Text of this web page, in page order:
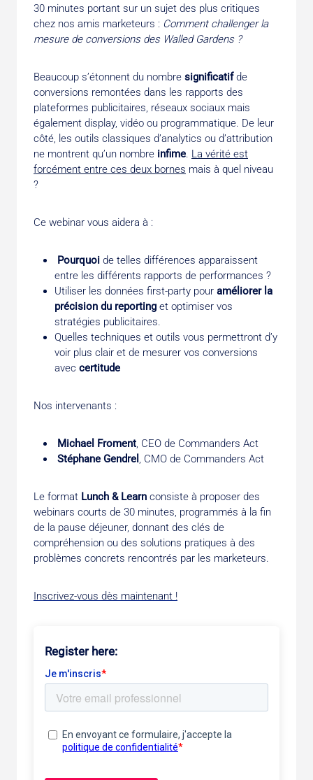
30 minutes portant sur un sujet des plus critiques
chez nos amis marketeurs : Comment challenger la
mesure de conversions des Walled Gardens ?
Beaucoup s’étonnent du nombre significatifde
conversions remontées dans les rapports des
plateformes publicitaires, réseaux sociaux mais
également display, vidéo ou programmatique. De leur
côté, les outils classiques d’analytics ou d’attribution
ne montrent qu’un nombre infime. La vérité est
forcément entre ces deux bornes mais à quel niveau
?
Ce webinar vous aidera à :
Pourquoi de telles différences apparaissent
entre les différents rapports de performances ?
Utiliser les données first-party pour améliorer la
précision du reporting et optimiser vos
stratégies publicitaires.
Quelles techniques et outils vous permettront d’y
voir plus clair et de mesurer vos conversions
avec certitude
Nos intervenants :
Michael Froment, CEO de Commanders Act
Stéphane Gendrel , CMO de Commanders Act
Le format Lunch & Learn consiste à proposer des
webinars courts de 30 minutes, programmés à la fin
de la pause déjeuner, donnant des clés de
compréhension ou des solutions pratiques à des
problèmes concrets rencontrés par les marketeurs.
Inscrivez-vous dès maintenant !
Register here: